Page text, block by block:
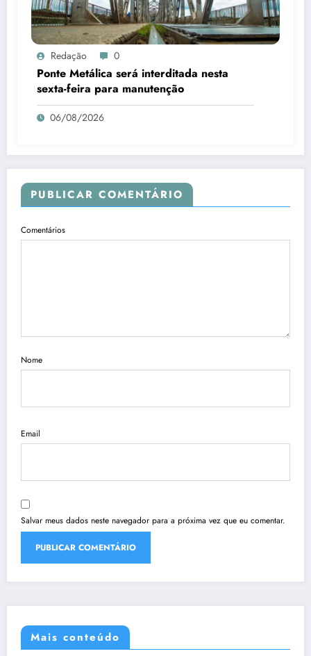
Redação 0
Ponte Metálica será interditada nesta
sexta-feira para manutenção
06/08/2026
PUBLICAR COMENTÁRIO
Comentários
Nome
Email
Salvar meus dados neste navegador para a próxima vez que eu comentar.
Mais conteúdo